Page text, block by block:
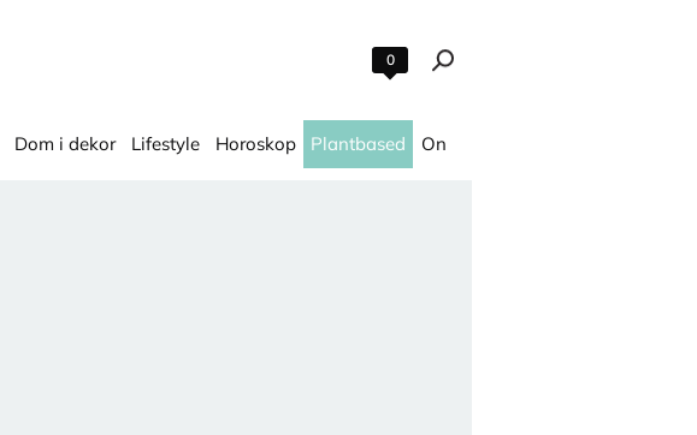
0
Dom i dekor Lifestyle Horoskop Plantbased On